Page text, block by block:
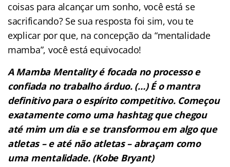
coisas para alcançar um sonho, você está se
sacrificando? Se sua resposta foi sim, vou te
explicar por que, na concepção da “mentalidade
mamba”, você está equivocado!
A Mamba Mentality é focada no processo e
confiada no trabalho árduo. (…) É o mantra
definitivo para o espírito competitivo. Começou
exatamente como uma hashtag que chegou
até mim um dia e se transformou em algo que
atletas – e até não atletas – abraçam como
uma mentalidade. (Kobe Bryant)